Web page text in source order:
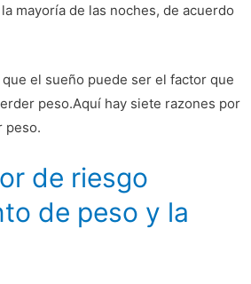
mayoría de las noches, de acuerdo
el sueño puede ser el factor que
peso.Aquí hay siete razones por
peso.
de riesgo
de peso y la